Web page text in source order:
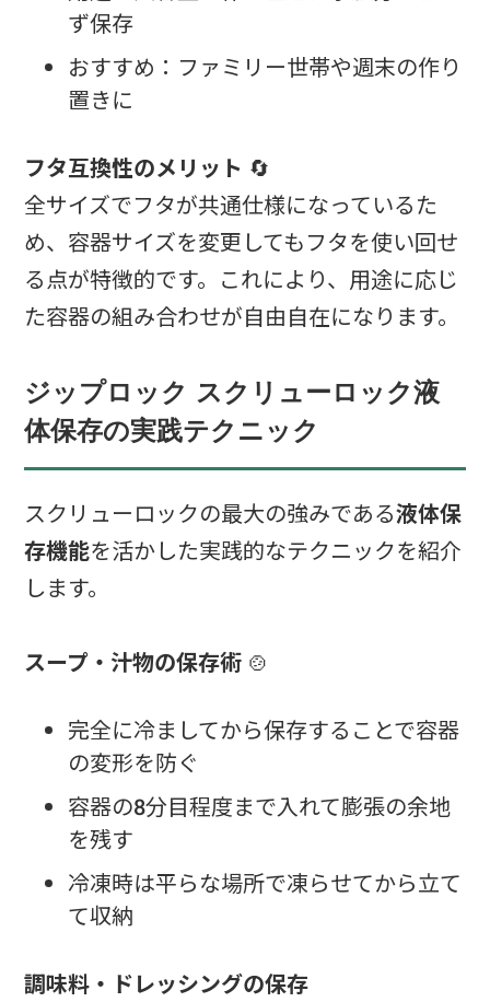
ず保存
おすすめ：ファミリー世帯や週末の作り
置きに
フタ互換性のメリット 🔄
全サイズでフタが共通仕様になっているた
め、容器サイズを変更してもフタを使い回せ
る点が特徴的です。これにより、用途に応じ
た容器の組み合わせが自由自在になります。
ジップロック スクリューロック液
体保存の実践テクニック
スクリューロックの最大の強みである液体保
存機能を活かした実践的なテクニックを紹介
します。
スープ・汁物の保存術 🍲
完全に冷ましてから保存することで容器
の変形を防ぐ
容器の8分目程度まで入れて膨張の余地
を残す
冷凍時は平らな場所で凍らせてから立て
て収納
調味料・ドレッシングの保存